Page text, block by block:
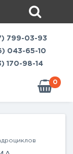
799-03-93
043-65-10
170-98-14
0